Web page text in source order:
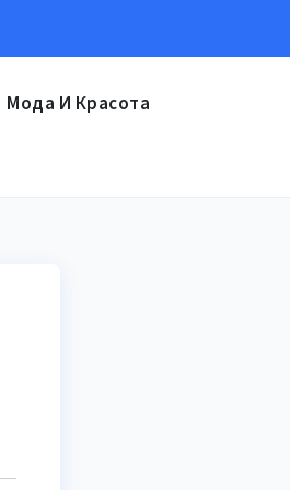
Мода И Красота